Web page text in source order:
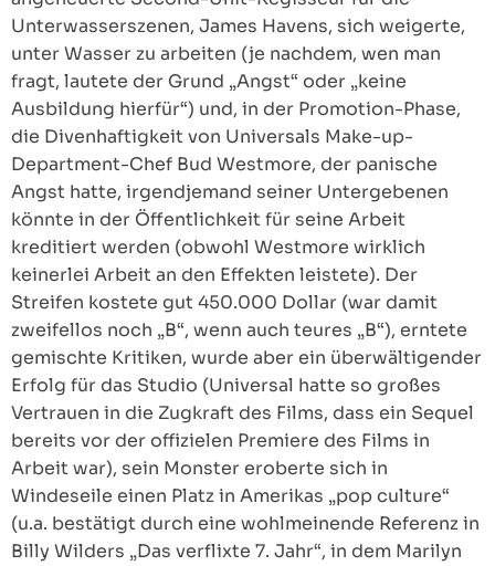
Unterwasserszenen, James Havens, sich weigerte,
unter Wasser zu arbeiten (je nachdem, wen man
fragt, lautete der Grund „Angst“ oder „keine
Ausbildung hierfür“) und, in der Promotion-Phase,
die Divenhaftigkeit von Universals Make-up-
Department-Chef Bud Westmore, der panische
Angst hatte, irgendjemand seiner Untergebenen
könnte in der Öffentlichkeit für seine Arbeit
kreditiert werden (obwohl Westmore wirklich
keinerlei Arbeit an den Effekten leistete). Der
Streifen kostete gut 450.000 Dollar (war damit
zweifellos noch „B“, wenn auch teures „B“), erntete
gemischte Kritiken, wurde aber ein überwältigender
Erfolg für das Studio (Universal hatte so großes
Vertrauen in die Zugkraft des Films, dass ein Sequel
bereits vor der offizielen Premiere des Films in
Arbeit war), sein Monster eroberte sich in
Windeseile einen Platz in Amerikas „pop culture“
(u.a. bestätigt durch eine wohlmeinende Referenz in
Billy Wilders „Das verflixte 7. Jahr“, in dem Marilyn